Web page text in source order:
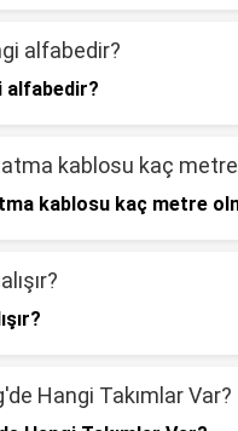
alfabedir?
kablosu kaç metre